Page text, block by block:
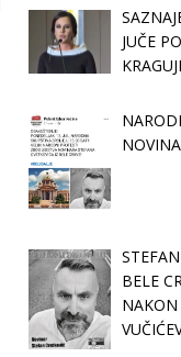
JUČE
BELE
NAKON